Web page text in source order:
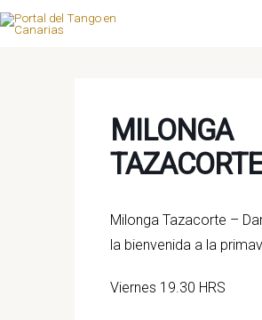
Ir
MILONGA
TAZACORTE
Milonga Tazacorte –
la bienvenida a la
Viernes 19.30 HRS